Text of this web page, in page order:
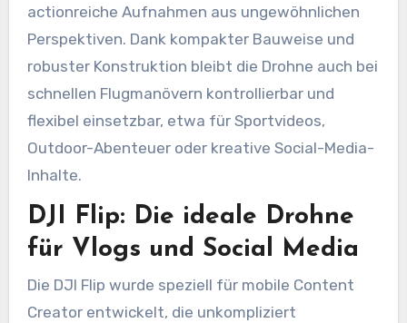
actionreiche Aufnahmen aus ungewöhnlichen
Perspektiven. Dank kompakter Bauweise und
robuster Konstruktion bleibt die Drohne auch bei
schnellen Flugmanövern kontrollierbar und
flexibel einsetzbar, etwa für Sportvideos,
Outdoor-Abenteuer oder kreative Social-Media-
Inhalte.
DJI Flip: Die ideale Drohne
für Vlogs und Social Media
Die DJI Flip wurde speziell für mobile Content
Creator entwickelt, die unkompliziert